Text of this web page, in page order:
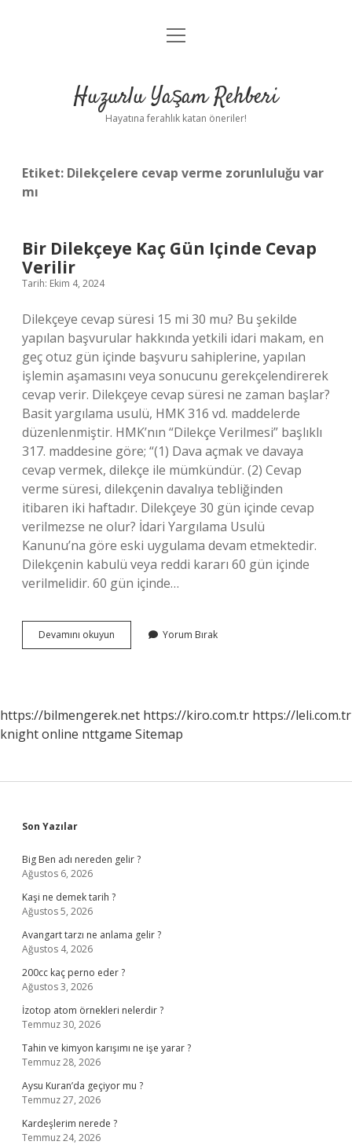
Anasayfa
Yasal Uyarı
menüyü
Huzurlu Yaşam Rehberi
Hayatına ferahlık katan öneriler!
Etiket: Dilekçelere cevap verme zorunluluğu var
mı
Bir Dilekçeye Kaç Gün Içinde Cevap
Verilir
Tarih: Ekim 4, 2024
Dilekçeye cevap süresi 15 mi 30 mu? Bu şekilde
yapılan başvurular hakkında yetkili idari makam, en
geç otuz gün içinde başvuru sahiplerine, yapılan
işlemin aşamasını veya sonucunu gerekçelendirerek
cevap verir. Dilekçeye cevap süresi ne zaman başlar?
Basit yargılama usulü, HMK 316 vd. maddelerde
düzenlenmiştir. HMK’nın “Dilekçe Verilmesi” başlıklı
317. maddesine göre; “(1) Dava açmak ve davaya
cevap vermek, dilekçe ile mümkündür. (2) Cevap
verme süresi, dilekçenin davalıya tebliğinden
itibaren iki haftadır. Dilekçeye 30 gün içinde cevap
verilmezse ne olur? İdari Yargılama Usulü
Kanunu’na göre eski uygulama devam etmektedir.
Dilekçenin kabulü veya reddi kararı 60 gün içinde
verilmelidir. 60 gün içinde…
Devamını okuyun
Dilekçeye
Verilir
Yorum Bırak
https://bilmengerek.net https://kiro.com.tr https://leli.com.tr
knight online nttgame Sitemap
Sidebar
Son Yazılar
Big Ben adı nereden gelir ?
Ağustos 6, 2026
Kaşi ne demek tarih ?
Ağustos 5, 2026
Avangart tarzı ne anlama gelir ?
Ağustos 4, 2026
200cc kaç perno eder ?
Ağustos 3, 2026
İzotop atom örnekleri nelerdir ?
Temmuz 30, 2026
Tahin ve kimyon karışımı ne işe yarar ?
Temmuz 28, 2026
Aysu Kuran’da geçiyor mu ?
Temmuz 27, 2026
Kardeşlerim nerede ?
Temmuz 24, 2026